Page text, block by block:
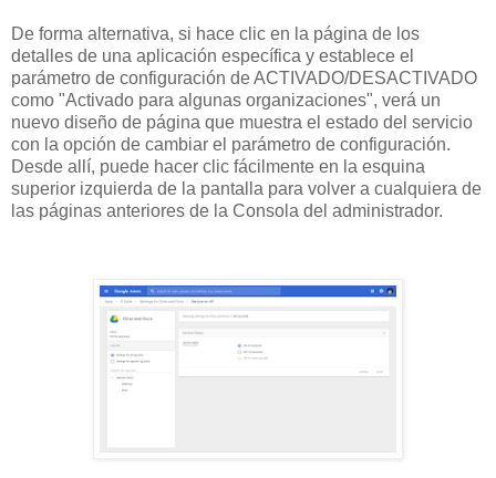
De forma alternativa, si hace clic en la página de los
detalles de una aplicación específica y establece el
parámetro de configuración de ACTIVADO/DESACTIVADO
como "Activado para algunas organizaciones", verá un
nuevo diseño de página que muestra el estado del servicio
con la opción de cambiar el parámetro de configuración.
Desde allí, puede hacer clic fácilmente en la esquina
superior izquierda de la pantalla para volver a cualquiera de
las páginas anteriores de la Consola del administrador.